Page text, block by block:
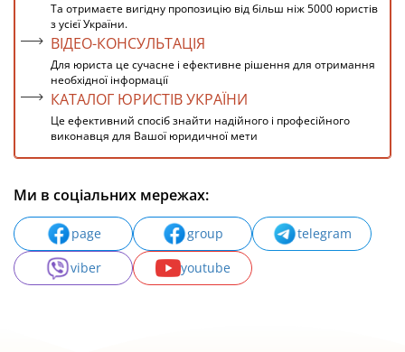
Та отримаєте вигідну пропозицію від більш ніж 5000 юристів
з усієї України.
ВІДЕО-КОНСУЛЬТАЦІЯ
Для юриста це сучасне і ефективне рішення для отримання
необхідної інформації
КАТАЛОГ ЮРИСТІВ УКРАЇНИ
Це ефективний спосіб знайти надійного і професійного
виконавця для Вашої юридичної мети
Ми в соціальних мережах:
page group
telegram
viber
youtube